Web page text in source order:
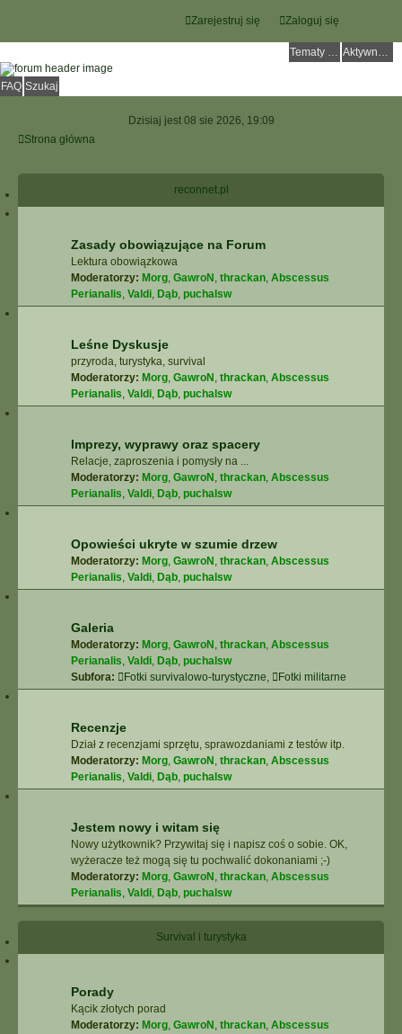
Zaloguj się
Zarejestruj się
Tematy bez odpowiedzi Aktywne tematy
FAQ Szukaj
Dzisiaj jest 08 sie 2026, 19:09
Strona główna
reconnet.pl
Zasady obowiązujące na Forum
Lektura obowiązkowa
Moderatorzy: Morg, GawroN , thrackan, Abscessus
Perianalis, Valdi, Dąb, puchalsw
Leśne Dyskusje
przyroda, turystyka, survival
Moderatorzy: Morg, GawroN , thrackan, Abscessus
Perianalis, Valdi, Dąb, puchalsw
Imprezy, wyprawy oraz spacery
Relacje, zaproszenia i pomysły na ...
Moderatorzy: Morg, GawroN , thrackan, Abscessus
Perianalis, Valdi, Dąb, puchalsw
Opowieści ukryte w szumie drzew
Moderatorzy: Morg, GawroN , thrackan, Abscessus
Perianalis, Valdi, Dąb, puchalsw
Galeria
Moderatorzy: Morg, GawroN , thrackan, Abscessus
Perianalis, Valdi, Dąb, puchalsw
Subfora:
Fotki survivalowo-turystyczne, Fotki militarne
Recenzje
Dział z recenzjami sprzętu, sprawozdaniami z testów itp.
Moderatorzy: Morg, GawroN , thrackan, Abscessus
Perianalis, Valdi, Dąb, puchalsw
Jestem nowy i witam się
Nowy użytkownik? Przywitaj się i napisz coś o sobie. OK,
wyżeracze też mogą się tu pochwalić dokonaniami ;-)
Moderatorzy: Morg, GawroN , thrackan, Abscessus
Perianalis, Valdi, Dąb, puchalsw
Survival i turystyka
Porady
Kącik złotych porad
Moderatorzy: Morg, GawroN , thrackan, Abscessus